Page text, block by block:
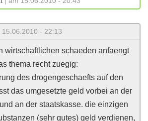
15.06.2010 - 22:13
wirtschaftlichen schaeden anfaengt
thema recht zuegig:
des drogengeschaefts auf den
das umgesetzte geld vorbei an der
an der staatskasse. die einzigen
(sehr gutes) geld verdienen,